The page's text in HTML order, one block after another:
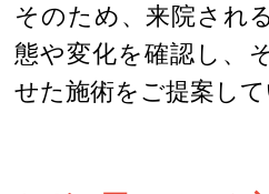
そのため、来院され
態や変化を確認し、
せた施術をご提案して